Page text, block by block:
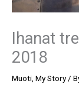
Ihanat
2018
Muoti My Story/